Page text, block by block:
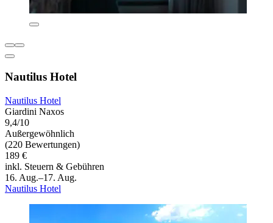
Nautilus Hotel
Nautilus Hotel
Giardini Naxos
9,4/10
Außergewöhnlich
(220 Bewertungen)
189 €
inkl. Steuern & Gebühren
16. Aug.–17. Aug.
Nautilus Hotel